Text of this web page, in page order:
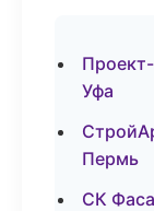
Уфа
Пермь
СК